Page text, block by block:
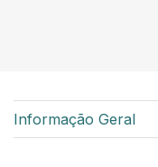
Informação Geral